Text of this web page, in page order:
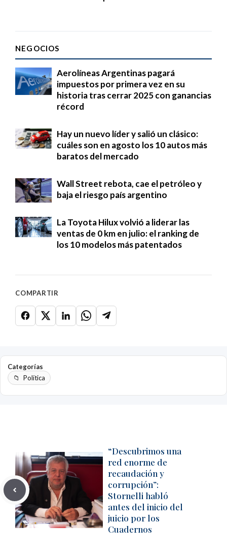
NEGOCIOS
Aerolíneas Argentinas pagará
impuestos por primera vez en su
historia tras cerrar 2025 con ganancias
récord
Hay un nuevo líder y salió un clásico:
cuáles son en agosto los 10 autos más
baratos del mercado
Wall Street rebota, cae el petróleo y
baja el riesgo país argentino
La Toyota Hilux volvió a liderar las
ventas de 0 km en julio: el ranking de
los 10 modelos más patentados
COMPARTIR
Categorías
Política
“Descubrimos una
red enorme de
recaudación y
corrupción”:
Stornelli habló
antes del inicio del
juicio por los
Cuadernos